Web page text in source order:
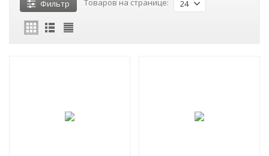
Фильтр Товаров на странице: 24